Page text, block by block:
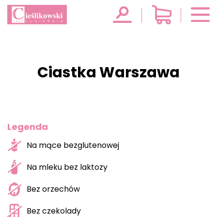
Ciastka Warszawa
Legenda
Na mące bezglutenowej
Na mleku bez laktozy
Bez orzechów
Bez czekolady